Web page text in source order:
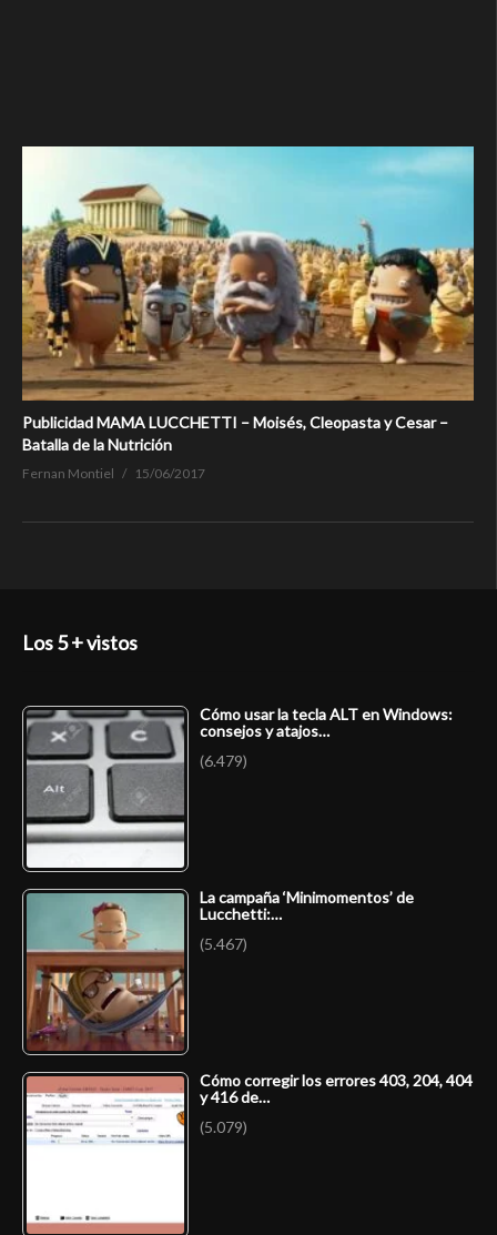
Publicidad MAMA LUCCHETTI – Moisés, Cleopasta y Cesar –
Batalla de la Nutrición
Fernan Montiel 15/06/2017
Los 5 + vistos
Cómo usar la tecla ALT en Windows:
consejos y atajos…
(6.479)
La campaña ‘Minimomentos’ de
Lucchetti:…
(5.467)
Cómo corregir los errores 403, 204, 404
y 416 de…
(5.079)